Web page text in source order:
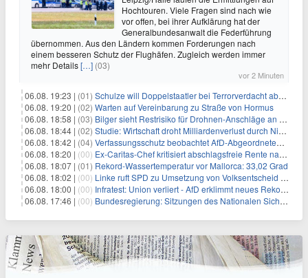
Hochtouren. Viele Fragen sind nach wie
vor offen, bei ihrer Aufklärung hat der
Generalbundesanwalt die Federführung
übernommen. Aus den Ländern kommen Forderungen nach
einem besseren Schutz der Flughäfen. Zugleich werden immer
mehr Details[…] (03)
vor 2 Minuten
06.08. 19:23 | (01) Schulze will Doppelstaatler bei Terrorverdacht abschieben
06.08. 19:20 | (02) Warten auf Vereinbarung zu Straße von Hormus
06.08. 18:58 | (03) Bilger sieht Restrisiko für Drohnen-Anschläge an Flughäfen
06.08. 18:44 | (02) Studie: Wirtschaft droht Milliardenverlust durch Niedrigwasser
06.08. 18:42 | (04) Verfassungsschutz beobachtet AfD-Abgeordneten Nolte
06.08. 18:20 | (00) Ex-Caritas-Chef kritisiert abschlagsfreie Rente nach 45 Jahren
06.08. 18:07 | (01) Rekord-Wassertemperatur vor Mallorca: 33,02 Grad
06.08. 18:02 | (00) Linke ruft SPD zu Umsetzung von Volksentscheid auf
06.08. 18:00 | (00) Infratest: Union verliert - AfD erklimmt neues Rekordhoch
06.08. 17:46 | (00) Bundesregierung: Sitzungen des Nationalen Sicherheitsrates geheim